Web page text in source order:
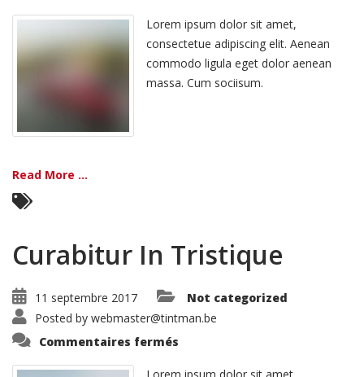
Perspiciatis
Lorem ipsum dolor sit amet,
consectetue adipiscing elit. Aenean
commodo ligula eget dolor aenean
massa. Cum sociisum.
Read More ...
Curabitur In Tristique
11 septembre 2017
Not categorized
Posted by webmaster@tintman.be
Commentaires fermés
Tristique